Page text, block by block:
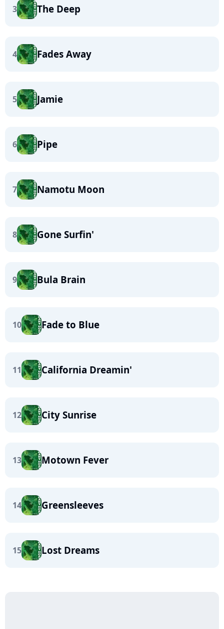
3 The Deep
4 Fades Away
5 Jamie
6 Pipe
7 Namotu Moon
8 Gone Surfin'
9 Bula Brain
10 Fade to Blue
11 California Dreamin'
12 City Sunrise
13 Motown Fever
14 Greensleeves
15 Lost Dreams